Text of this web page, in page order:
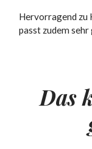
Hervorragend
passt zudem
Das